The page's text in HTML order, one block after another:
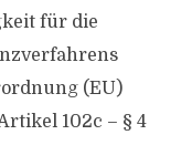
für die
(EU)
102c – § 4